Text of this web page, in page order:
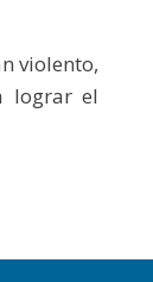
violento,
lograr el